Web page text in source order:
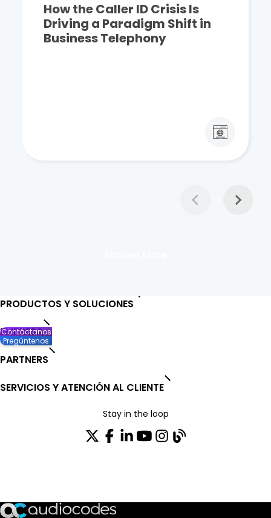
How the Caller ID Crisis Is
Driving a Paradigm Shift in
Business Telephony
PRODUCTOS Y SOLUCIONES
EMPRESA
PARTNERS
SERVICIOS Y ATENCIÓN AL CLIENTE
Stay in the loop
Contáctanos
Pregúntenos